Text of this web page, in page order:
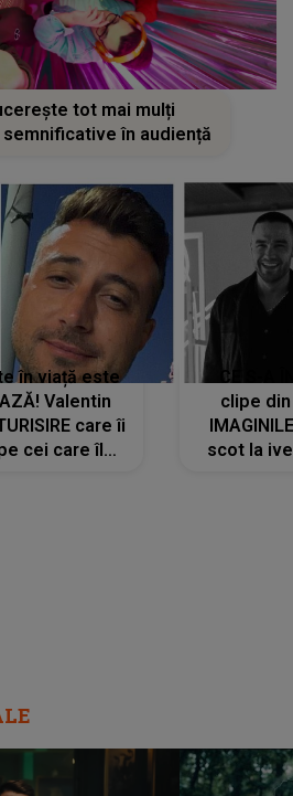
tot mai mulți
în audiență
în viață este
Valentin
care îi
cei care îl
CE S-A
clipe
scot la